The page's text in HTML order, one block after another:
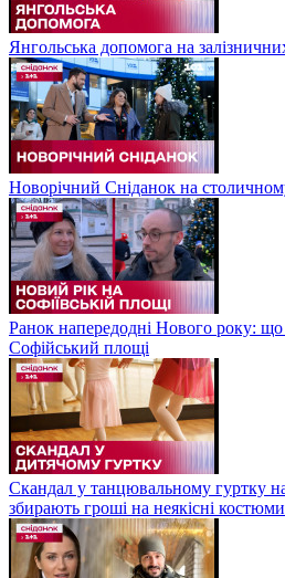
Янгольська допомога на
Новорічний Сніданок на
Ранок напередодні Нового року: що
Софійський площі
Скандал у танцювальному гуртку
збирають гроші на неякісні костюми